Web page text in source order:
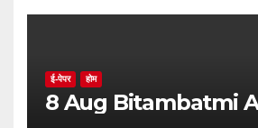
ई-पेपर होम
8 Aug